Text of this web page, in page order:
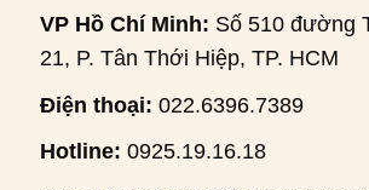
VP Hồ Chí Minh: Số 510 đường
21, P. Tân Thới Hiệp, TP. HCM
Điện thoại: 022.6396.7389
Hotline: 0925.19.16.18